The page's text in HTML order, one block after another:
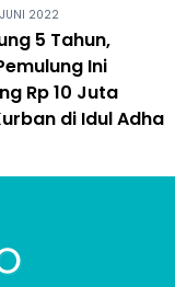
2022
5 Tahun,
Ini
Rp 10 Juta
di Idul Adha